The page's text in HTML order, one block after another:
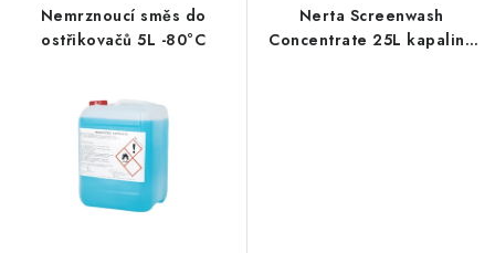
Nemrznoucí směs do
ostřikovačů 5L -80°C
Nerta Screenwash
Concentrate 25L kapalina